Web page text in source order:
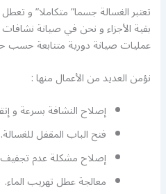
تعتبر الغسالة جسما” متكاملا” و
بقية الأجزاء و نحن في صيانة
عمليات صيانة دورية متتابعة حسب
نؤمن العديد من الأعمال منها :
إصلاح النشافة بسرعة و
فتح الباب المقفل للغسالة.
إصلاح مشكلة عدم
معالجة عطل تهريب الماء.